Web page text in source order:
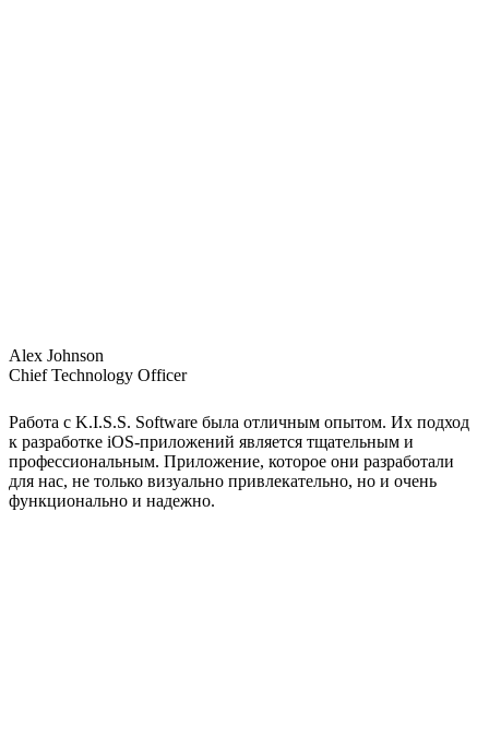
Alex Johnson
Chief Technology Officer
Работа с K.I.S.S. Software была отличным опытом. Их подход
к разработке iOS-приложений является тщательным и
профессиональным. Приложение, которое они разработали
для нас, не только визуально привлекательно, но и очень
функционально и надежно.